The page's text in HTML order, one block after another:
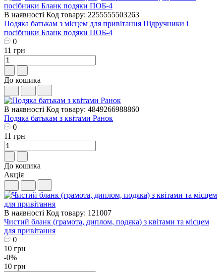
В наявності Код товару: 2255555503263
Подяка батькам з місцем для привітання Пiдручники i
посiбники Бланк подяки ПОБ-4
0
11 грн
До кошика
В наявності Код товару: 4849266988860
Подяка батькам з квітами Ранок
0
11 грн
До кошика
Акція
В наявності Код товару: 121007
Чистий бланк (грамота, диплом, подяка) з квітами та місцем
для привітання
0
10 грн
-0%
10 грн